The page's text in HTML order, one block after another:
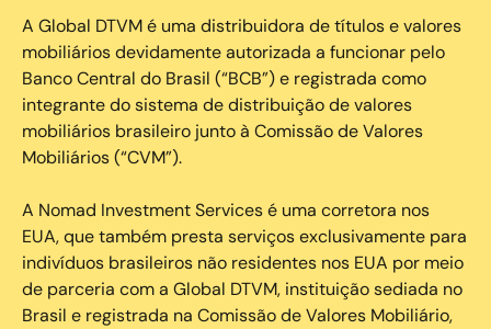
A Global DTVM é uma distribuidora de títulos e valores
mobiliários devidamente autorizada a funcionar pelo
Banco Central do Brasil (“BCB”) e registrada como
integrante do sistema de distribuição de valores
mobiliários brasileiro junto à Comissão de Valores
Mobiliários (“CVM”).
‍A Nomad Investment Services é uma corretora nos
EUA, que também presta serviços exclusivamente para
indivíduos brasileiros não residentes nos EUA por meio
de parceria com a Global DTVM, instituição sediada no
Brasil e registrada na Comissão de Valores Mobiliário,